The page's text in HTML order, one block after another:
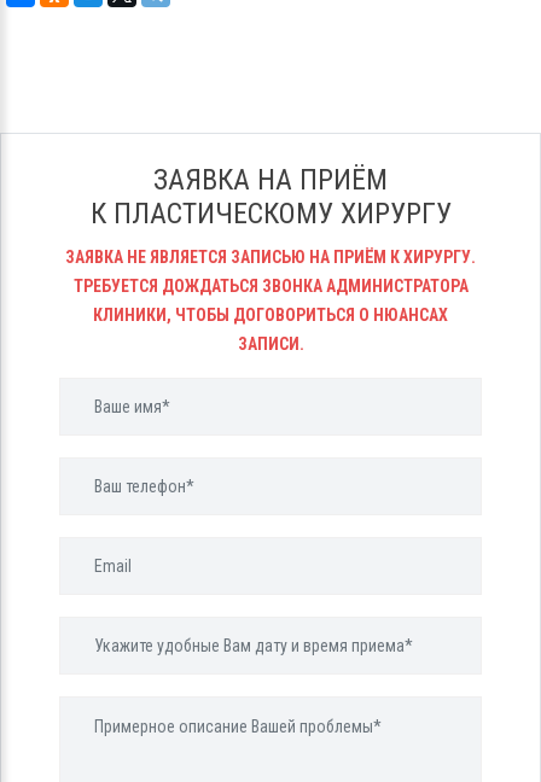
ЗАЯВКА НА ПРИЁМ
К ПЛАСТИЧЕСКОМУ ХИРУРГУ
ЗАЯВКА НЕ ЯВЛЯЕТСЯ ЗАПИСЬЮ НА ПРИЁМ К ХИРУРГУ.
ТРЕБУЕТСЯ ДОЖДАТЬСЯ ЗВОНКА АДМИНИСТРАТОРА
КЛИНИКИ, ЧТОБЫ ДОГОВОРИТЬСЯ О НЮАНСАХ
ЗАПИСИ.